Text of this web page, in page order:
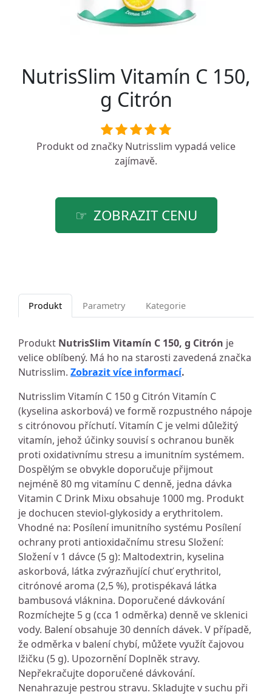
NutrisSlim Vitamín C 150,
g Citrón
Produkt od značky Nutrisslim vypadá velice
zajímavě.
ZOBRAZIT CENU
Produkt Parametry Kategorie
Produkt NutrisSlim Vitamín C 150, g Citrón je
velice oblíbený. Má ho na starosti zavedená značka
Nutrisslim. Zobrazit více informací.
Nutrisslim Vitamín C 150 g Citrón Vitamín C
(kyselina askorbová) ve formě rozpustného nápoje
s citrónovou příchutí. Vitamín C je velmi důležitý
vitamín, jehož účinky souvisí s ochranou buněk
proti oxidativnímu stresu a imunitním systémem.
Dospělým se obvykle doporučuje přijmout
nejméně 80 mg vitamínu C denně, jedna dávka
Vitamin C Drink Mixu obsahuje 1000 mg. Produkt
je dochucen steviol-glykosidy a erythritolem.
Vhodné na: Posílení imunitního systému Posílení
ochrany proti antioxidačnímu stresu Složení:
Složení v 1 dávce (5 g): Maltodextrin, kyselina
askorbová, látka zvýrazňující chuť erythritol,
citrónové aroma (2,5 %), protispékavá látka
bambusová vláknina. Doporučené dávkování
Rozmíchejte 5 g (cca 1 odměrka) denně ve sklenici
vody. Balení obsahuje 30 denních dávek. V případě,
že odměrka v balení chybí, můžete využít čajovou
lžičku (5 g). Upozornění Doplněk stravy.
Nepřekračujte doporučené dávkování.
Nenahrazuje pestrou stravu. Skladujte v suchu při